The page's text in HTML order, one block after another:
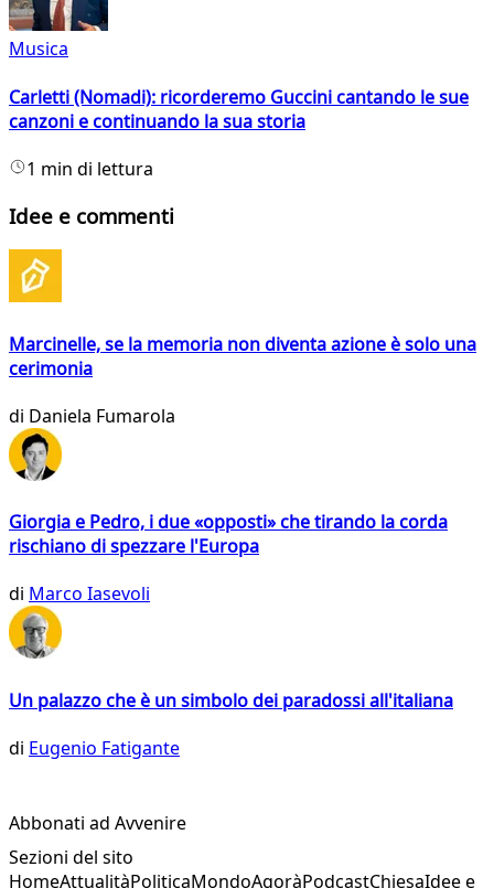
Musica
Carletti (Nomadi): ricorderemo Guccini cantando le sue
canzoni e continuando la sua storia
1 min di lettura
Idee e commenti
Marcinelle, se la memoria non diventa azione è solo una
cerimonia
di Daniela Fumarola
Giorgia e Pedro, i due «opposti» che tirando la corda
rischiano di spezzare l'Europa
di Marco Iasevoli
Un palazzo che è un simbolo dei paradossi all'italiana
di Eugenio Fatigante
Abbonati ad Avvenire
Sezioni del sito
HomeAttualitàPoliticaMondoAgoràPodcastChiesaIdee e